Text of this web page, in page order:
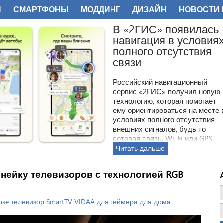
телевизоров с технологией RGB
телевизор SmartTV VIDAA для геймера для дома
СМАРТФОНЫ МОДДИНГ ДИЗАЙН НОВОСТИ
ФОТО